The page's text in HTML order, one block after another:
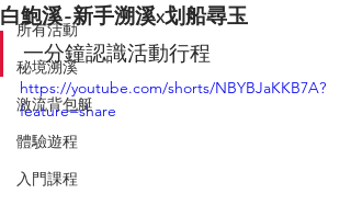
所有活動
秘境溯溪
激流背包艇
體驗遊程
入門課程
白鮑溪-新手溯溪x划船尋玉
一分鐘認識活動行程
https://youtube.com/shorts/NBYBJaKKB7A?
feature=share